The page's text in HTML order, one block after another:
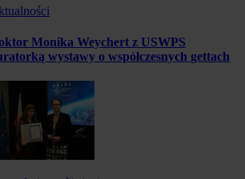
Monika Weychert z USWPS
wystawy o współczesnych gettach